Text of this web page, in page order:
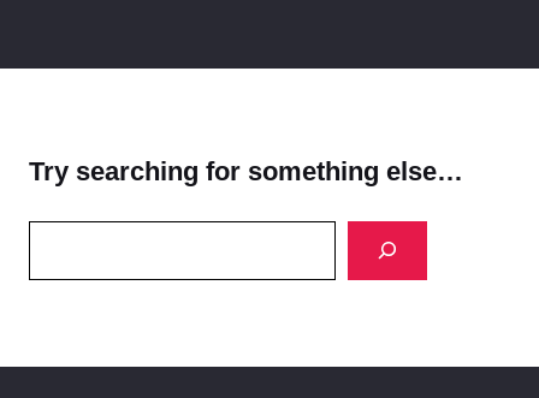
Try searching for something else…